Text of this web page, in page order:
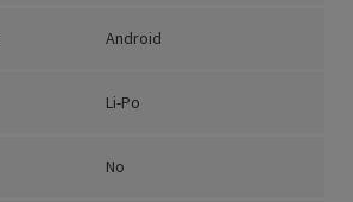
Android
Li-Po
No